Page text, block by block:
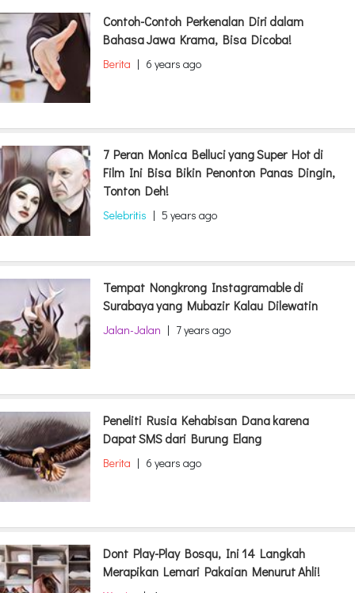
Contoh-Contoh Perkenalan Diri dalam
Bahasa Jawa Krama, Bisa Dicoba!
Berita | 6 years ago
7 Peran Monica Belluci yang Super Hot di
Film Ini Bisa Bikin Penonton Panas Dingin,
Tonton Deh!
Selebritis | 5 years ago
Tempat Nongkrong Instagramable di
Surabaya yang Mubazir Kalau Dilewatin
Jalan-Jalan | 7 years ago
Peneliti Rusia Kehabisan Dana karena
Dapat SMS dari Burung Elang
Berita | 6 years ago
Dont Play-Play Bosqu, Ini 14 Langkah
Merapikan Lemari Pakaian Menurut Ahli!